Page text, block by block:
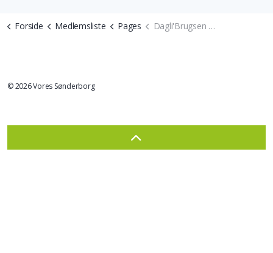
Forside Medlemsliste Pages Dagli'Brugsen Skovby
© 2026 Vores Sønderborg